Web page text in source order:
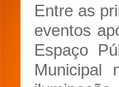
Entre as
eventos
Espaço
Municipal